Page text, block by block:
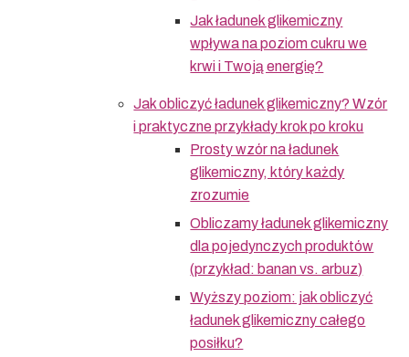
Jak ładunek glikemiczny
wpływa na poziom cukru we
krwi i Twoją energię?
Jak obliczyć ładunek glikemiczny? Wzór
i praktyczne przykłady krok po kroku
Prosty wzór na ładunek
glikemiczny, który każdy
zrozumie
Obliczamy ładunek glikemiczny
dla pojedynczych produktów
(przykład: banan vs. arbuz)
Wyższy poziom: jak obliczyć
ładunek glikemiczny całego
posiłku?